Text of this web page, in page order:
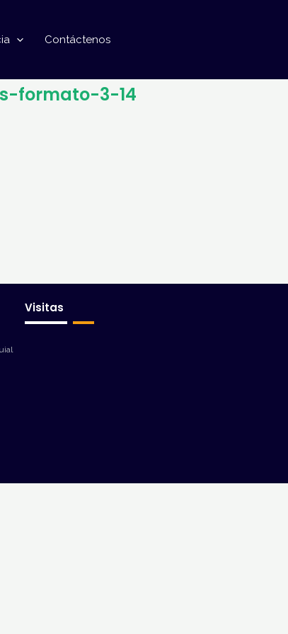
Contáctenos
formato-3-14
Visitas